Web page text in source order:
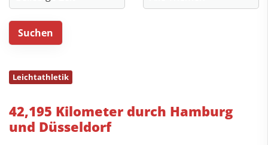
Leichtathletik
42,195 Kilometer durch Hamburg
und Düsseldorf